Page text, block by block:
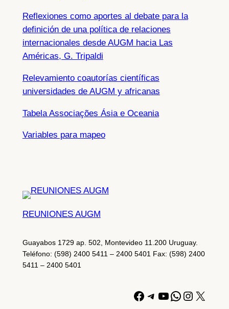
Reflexiones como aportes al debate para la
definición de una política de relaciones
internacionales desde AUGM hacia Las
Américas, G. Tripaldi
Relevamiento coautorías científicas
universidades de AUGM y africanas
Tabela Associações Ásia e Oceania
Variables para mapeo
REUNIONES AUGM
Guayabos 1729 ap. 502, Montevideo 11.200 Uruguay.
Teléfono: (598) 2400 5411 – 2400 5401 Fax: (598) 2400
5411 – 2400 5401
Facebook
Telegram
YouTube
WhatsApp
X